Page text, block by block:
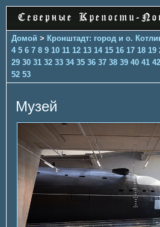
Домой > Кронштадт: город и о.
4 5 6 7 8 9 10 11 12 13 14 15 16 17 18 19
29 30 31 32 33 34 35 36 37 38 39 40 41 42
52 53
Музей